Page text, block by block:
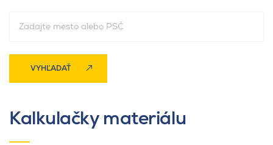
VYHĽADAŤ
Kalkulačky materiálu